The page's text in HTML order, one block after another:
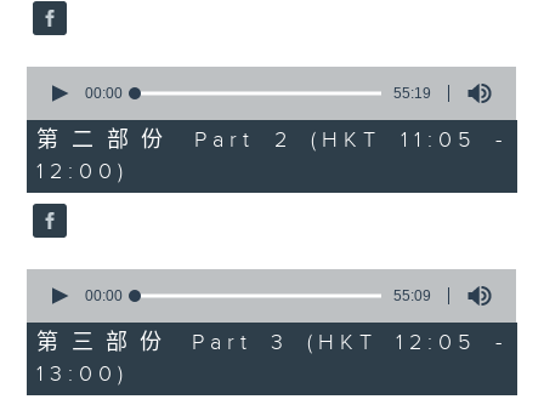
seconds
55
minutes,
19
seconds
00:00 55:19
第二部份 Part 2 (HKT 11:05 -
12:00)
seconds
55
minutes,
9
seconds
00:00 55:09
第三部份 Part 3 (HKT 12:05 -
13:00)